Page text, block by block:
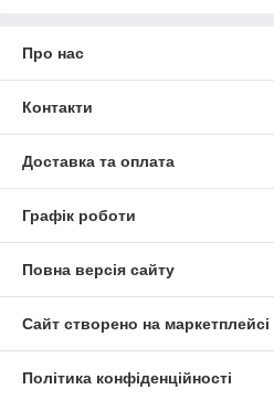
Про нас
Контакти
Доставка та оплата
Графік роботи
Повна версія сайту
Сайт створено на маркетплейсі
Політика конфіденційності